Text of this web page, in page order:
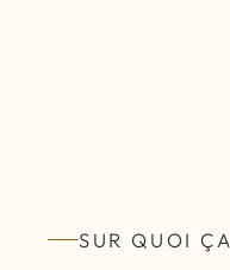
SUR QUOI